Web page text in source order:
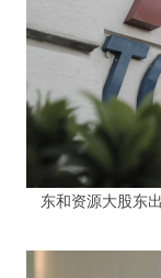
东和资源大股东